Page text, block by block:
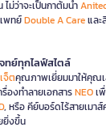
ไม่ว่าจะเป็นกาต้มน้ำ
พทย์Double A Careและ
ทย์ทุกไลฟ์สไตล์
จ็ตคุณภาพเยี่ยมมาให้คุณ
องทำลายเอกสารNEOเ
, หรือ คีย์บอร์ดไร้สายเมาส์
ยิ่งขึ้น